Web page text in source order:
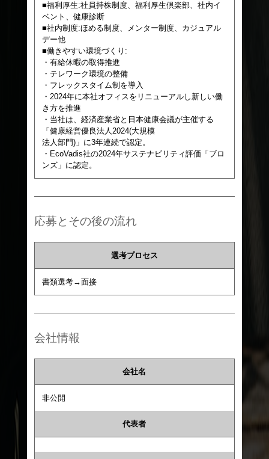
■福利厚生:社員持株制度、福利厚生倶楽部、社内イ
ベント、健康診断
■社内制度:ほめる制度、メンター制度、カジュアル
デー他
■働きやすい環境づくり:
・有給休暇の取得推進
・テレワーク環境の整備
・フレックスタイム制を導入
・2024年に本社オフィスをリニューアルし新しい働
き方を推進
・当社は、経済産業省と日本健康会議が主催する
「健康経営優良法人2024(大規模
法人部門)」に3年連続で認定。
・EcoVadis社の2024年サステナビリティ評価「ブロ
ンズ」に認定。
応募とその後の流れ
選考プロセス
書類選考→面接
会社情報
会社名
非公開
代表者